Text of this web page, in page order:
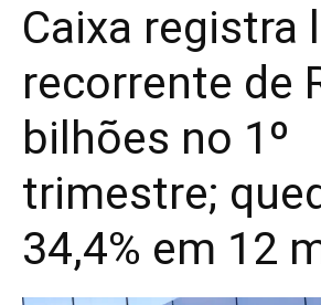
Caixa registra
recorrente de
bilhões no 1º
trimestre;
34,4% em 12